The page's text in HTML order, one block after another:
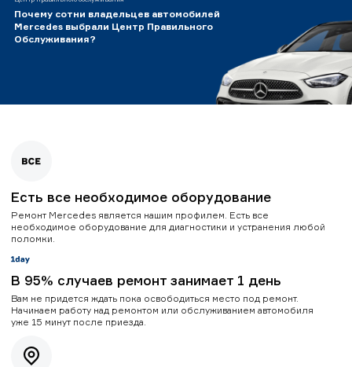
Почему сотни владельцев автомобилей
Mercedes выбрали Центр Правильного
Обслуживания?
Есть все необходимое оборудование
Ремонт Mercedes является нашим профилем. Есть все
необходимое оборудование для диагностики и устранения любой
поломки.
В 95% случаев ремонт занимает 1 день
Вам не придется ждать пока освободиться место под ремонт.
Начинаем работу над ремонтом или обслуживанием автомобиля
уже 15 минут после приезда.